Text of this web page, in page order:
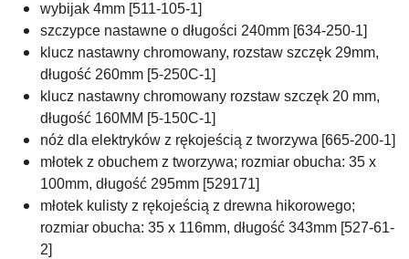
wybijak 4mm [511-105-1]
szczypce nastawne o długości 240mm [634-250-1]
klucz nastawny chromowany, rozstaw szczęk 29mm,
długość 260mm [5-250C-1]
klucz nastawny chromowany rozstaw szczęk 20 mm,
długość 160MM [5-150C-1]
nóż dla elektryków z rękojeścią z tworzywa [665-200-1]
młotek z obuchem z tworzywa; rozmiar obucha: 35 x
100mm, długość 295mm [529171]
młotek kulisty z rękojeścią z drewna hikorowego;
rozmiar obucha: 35 x 116mm, długość 343mm [527-61-
2]